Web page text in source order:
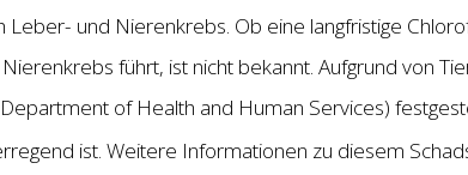
Leber- und Nierenkrebs. Ob eine langfristige
führt, ist nicht bekannt. Aufgrund von
of Health and Human Services)
ist. Weitere Informationen zu diesem